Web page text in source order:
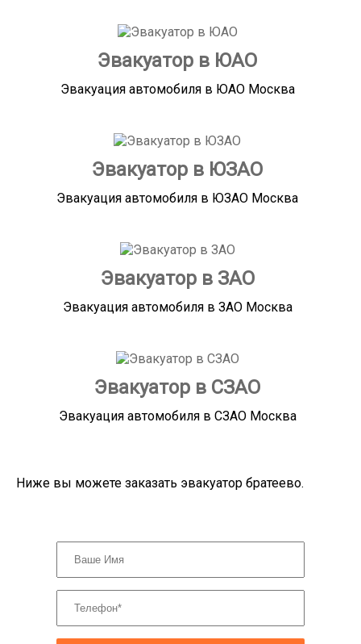
Эвакуатор в ЮАО
Эвакуация автомобиля в ЮАО Москва
Эвакуатор в ЮЗАО
Эвакуация автомобиля в ЮЗАО Москва
Эвакуатор в ЗАО
Эвакуация автомобиля в ЗАО Москва
Эвакуатор в СЗАО
Эвакуация автомобиля в СЗАО Москва
Ниже вы можете заказать эвакуатор братеево.